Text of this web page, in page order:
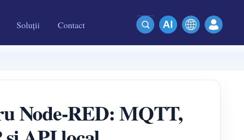
Soluții Contact
Node-RED: MQTT,